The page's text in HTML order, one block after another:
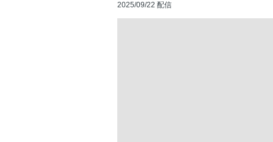
2025/09/22 配信